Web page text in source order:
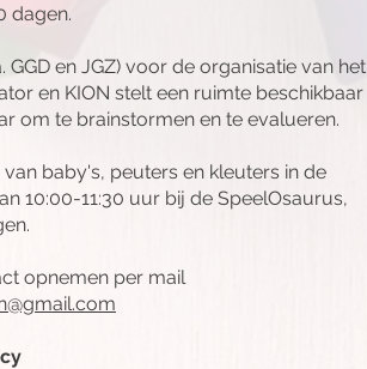
dagen.
en JGZ) voor de organisatie van het
en KION stelt een ruimte beschikbaar
om te brainstormen en te evalueren.
baby's, peuters en kleuters in de
10:00-11:30 uur bij de SpeelOsaurus,
opnemen per mail